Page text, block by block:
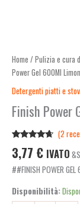
Home / Pulizia e cura
Power Gel 600Ml
Detergenti piatti e
Finish Power
4.50 su 5
su base
di
(2
3,77 € IVATO
##FINISH POWER
Disponibilità: